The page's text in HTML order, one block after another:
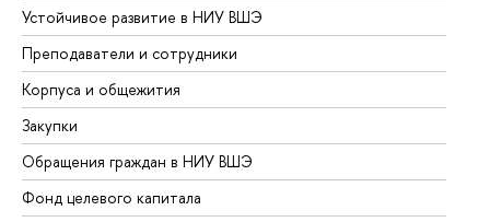
Устойчивое развитие в НИУ ВШЭ
Преподаватели и сотрудники
Корпуса и общежития
Закупки
Обращения граждан в НИУ ВШЭ
Фонд целевого капитала